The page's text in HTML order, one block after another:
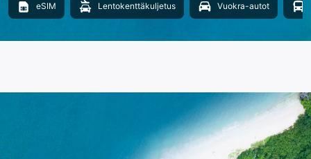
eSIM Lentokenttäkuljetus Vuokra-autot